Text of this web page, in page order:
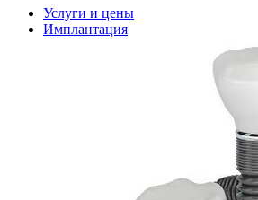
Услуги и цены
Имплантация